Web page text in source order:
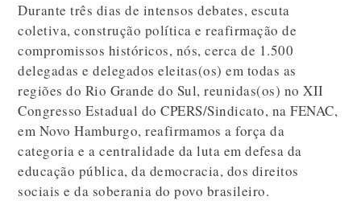
Durante três dias de intensos debates, escuta
coletiva, construção política e reafirmação de
compromissos históricos, nós, cerca de 1.500
delegadas e delegados eleitas(os) em todas as
regiões do Rio Grande do Sul, reunidas(os) no XII
Congresso Estadual do CPERS/Sindicato, na FENAC,
em Novo Hamburgo, reafirmamos a força da
categoria e a centralidade da luta em defesa da
educação pública, da democracia, dos direitos
sociais e da soberania do povo brasileiro.